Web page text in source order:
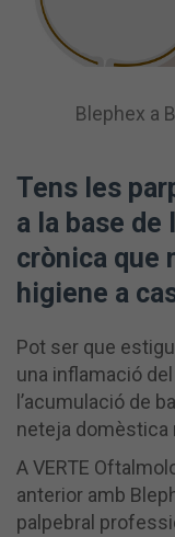
Blephex a
Tens les
a la base
crònica que
higiene a
Pot ser que
una inflamació
l’acumulació de
neteja domèstica
A VERTE
anterior amb
palpebral